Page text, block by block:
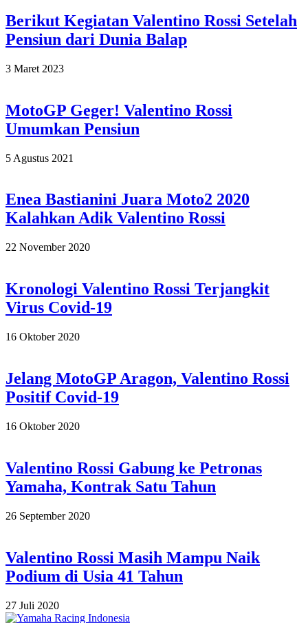
Berikut Kegiatan Valentino Rossi Setelah
Pensiun dari Dunia Balap
2023-
3 Maret 2023
MotoGP Geger! Valentino Rossi
Umumkan Pensiun
2021-
5 Agustus 2021
Enea Bastianini Juara Moto2 2020
Kalahkan Adik Valentino Rossi
2020-
22 November 2020
Kronologi Valentino Rossi Terjangkit
Virus Covid-19
2020-
16 Oktober 2020
Jelang MotoGP Aragon, Valentino Rossi
Positif Covid-19
2020-
16 Oktober 2020
Valentino Rossi Gabung ke Petronas
Yamaha, Kontrak Satu Tahun
2020-
26 September 2020
Valentino Rossi Masih Mampu Naik
Podium di Usia 41 Tahun
2020-
07-
27 Juli 2020